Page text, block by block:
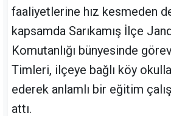
faaliyetlerine hız kesmeden
kapsamda Sarıkamış İlçe
Komutanlığı bünyesinde
Timleri, ilçeye bağlı köy
ederek anlamlı bir eğitim
attı.